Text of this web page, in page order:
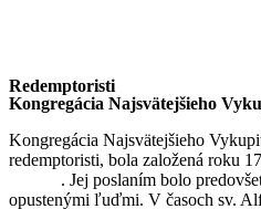
Redemptoristi
Kongregácia Najsvätejšieho
Kongregácia Najsvätejšieho
redemptoristi, bola založená roku
. Jej poslaním bolo
opustenými ľuďmi. V časoch sv.